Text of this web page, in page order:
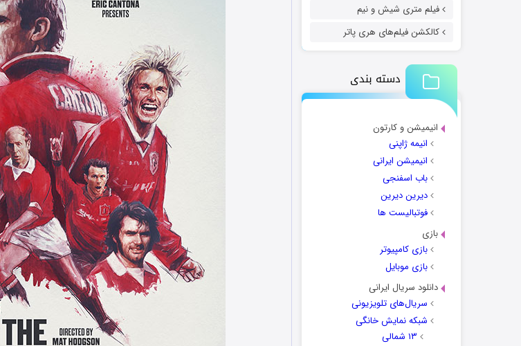
فیلم متری شیش و نیم
کالکشن فیلم‌های هری پاتر
دسته بندی
انیمیشن و کارتون
انیمه ژاپنی
انیمیشن ایرانی
باب اسفنجی
دیرین دیرین
فوتبالیست ها
بازی
بازی کامپیوتر
بازی موبایل
دانلود سریال ایرانی
سریال‌های تلویزیونی
شبکه نمایش خانگی
۱۳ شمالی